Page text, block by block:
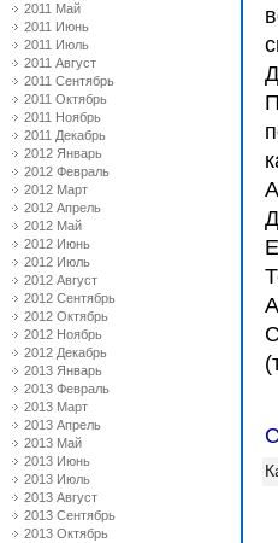
2011 Май
2011 Июнь
2011 Июль
2011 Август
2011 Сентябрь
2011 Октябрь
2011 Ноябрь
2011 Декабрь
2012 Январь
2012 Февраль
2012 Март
2012 Апрель
2012 Май
2012 Июнь
2012 Июль
2012 Август
2012 Сентябрь
2012 Октябрь
2012 Ноябрь
2012 Декабрь
2013 Январь
2013 Февраль
2013 Март
2013 Апрель
2013 Май
2013 Июнь
2013 Июль
2013 Август
2013 Сентябрь
2013 Октябрь